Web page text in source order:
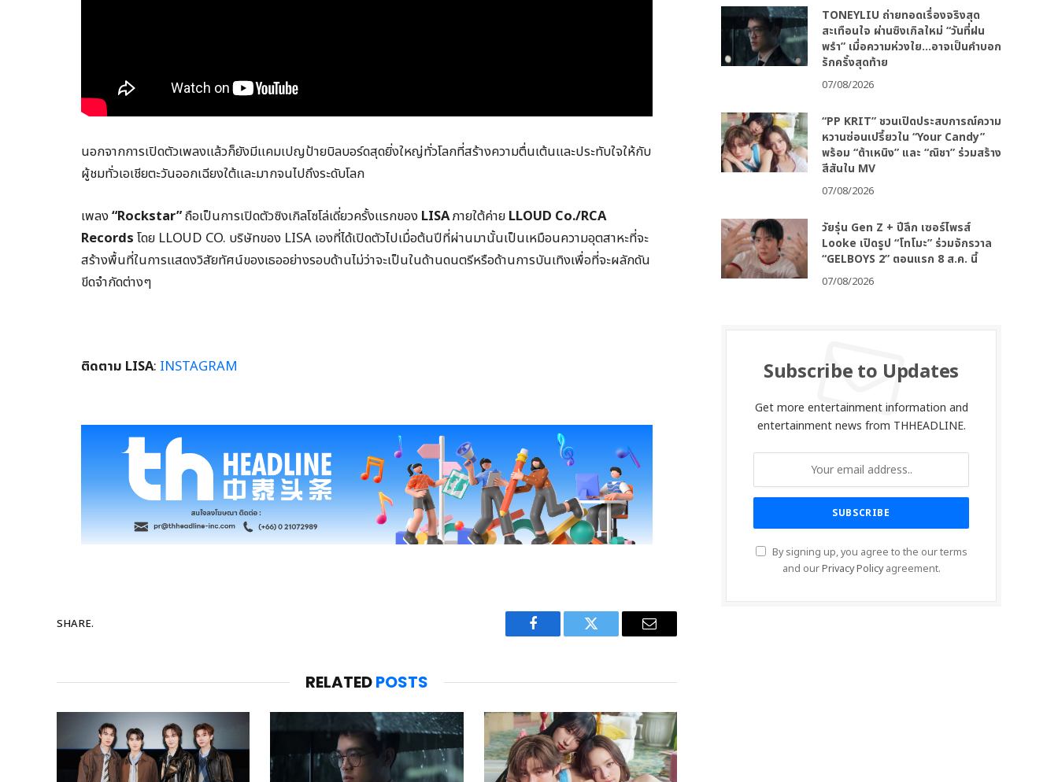
นอกจากการเปิดตัวเพลงแล้วก็ยังมีแคมเปญป้ายบิลบอร์ดสุดยิ่งใหญ่ทั่วโลกที่สร้างความตื่นเต้นและประทับใจให้กับ
ผู้ชมทั่วเอเชียตะวันออกเฉียงใต้และมากจนไปถึงระดับโลก
เพลง“Rockstar”ถือเป็นการเปิดตัวซิงเกิลโซโล่เดี่ยวครั้งแรกของ LISAภายใต้ค่าย LLOUD Co./RCA
Records โดย LLOUD CO. บริษัทของ LISA เองที่ได้เปิดตัวไปเมื่อต้นปีที่ผ่านมานั้นเป็นเหมือนความอุตสาหะที่จะ
สร้างพื้นที่ในการแสดงวิสัยทัศน์ของเธออย่างรอบด้านไม่ว่าจะเป็นในด้านดนตรีหรือด้านการบันเทิงเพื่อที่จะผลักดัน
ขีดจำกัดต่างๆ
ติดตาม LISA: INSTAGRAM
SHARE.
Facebook Twitter Email
RELATEDPOSTS
TONEYLIU ถ่ายทอดเรื่องจริงสุด
สะเทือนใจ ผ่านซิงเกิลใหม่ “วันที่ฝน
พรำ” เมื่อความห่วงใย…อาจเป็นคำบอก
รักครั้งสุดท้าย
07/08/2026
“PP KRIT” ชวนเปิดประสบการณ์ความ
หวานซ่อนเปรี้ยวใน “Your Candy”
พร้อม “ต้าเหนิง” และ “ณิชา” ร่วมสร้าง
สีสันใน MV
07/08/2026
วัยรุ่น Gen Z + ปีลึก เซอร์ไพรส์
Looke เปิดรูป “โทโมะ” ร่วมจักรวาล
“GELBOYS 2” ตอนแรก 8 ส.ค. นี้
07/08/2026
Subscribe to Updates
Get more entertainment information and
entertainment news from THHEADLINE.
By signing up, you agree to the our terms
and ourPrivacy Policyagreement.